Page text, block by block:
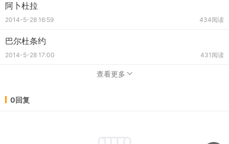
阿卜杜拉
2014-5-28 16:59 434阅读
巴尔杜条约
2014-5-28 17:00 431阅读
查看更多
0回复